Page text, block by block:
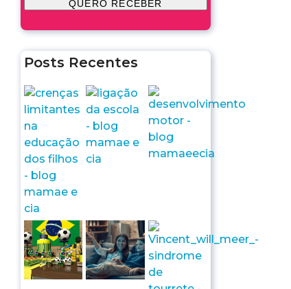
Posts Recentes